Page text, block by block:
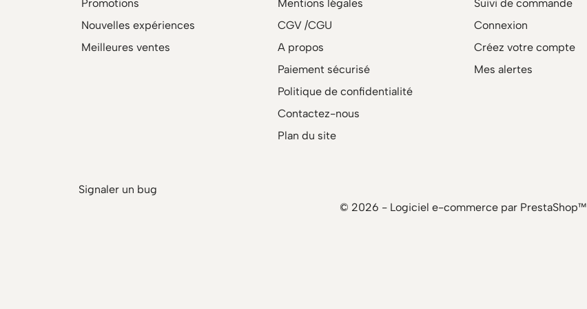
Promotions
Nouvelles expériences
Meilleures ventes
Mentions légales
CGV /CGU
A propos
Paiement sécurisé
Politique de confidentialité
Contactez-nous
Plan du site
Suivi de commande
Connexion
Créez votre compte
Mes alertes
Signaler un bug
© 2026 - Logiciel e-commerce par PrestaShop™